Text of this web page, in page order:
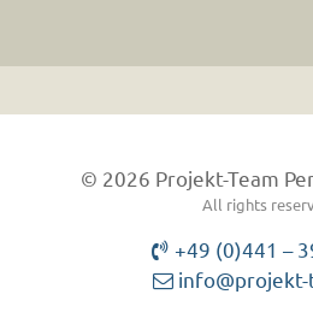
© 2026 Projekt-Team
All rights
+49 (0)441 –